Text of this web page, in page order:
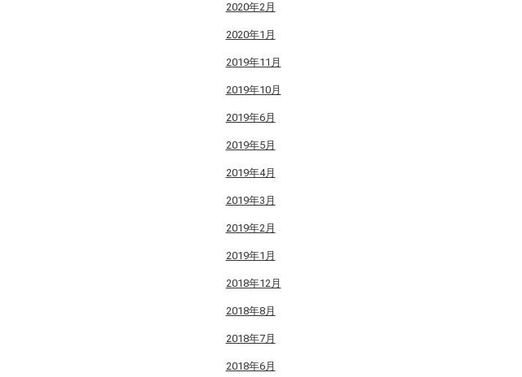
2020年2月
2020年1月
2019年11月
2019年10月
2019年6月
2019年5月
2019年4月
2019年3月
2019年2月
2019年1月
2018年12月
2018年8月
2018年7月
2018年6月